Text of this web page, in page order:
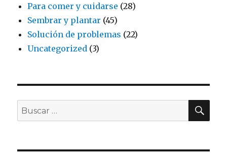
Para comer y cuidarse (28)
Sembrar y plantar (45)
Solución de problemas (22)
Uncategorized (3)
Buscar
por: